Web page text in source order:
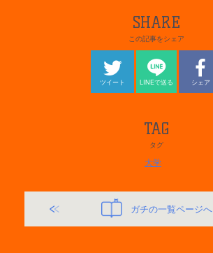
SHARE
この記事をシェア
ツイート LINEで送る シェア
TAG
タグ
大学
ガチの一覧ページへ